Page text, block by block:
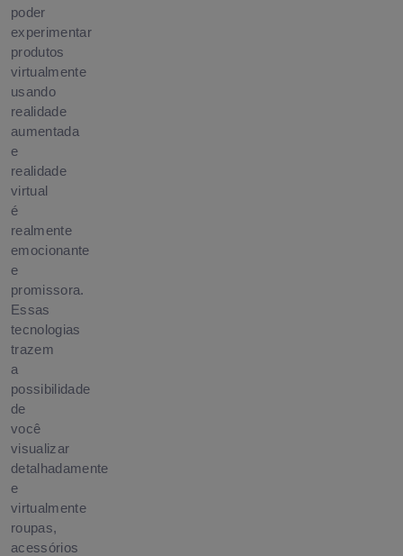
poder
experimentar
produtos
virtualmente
usando
realidade
aumentada
e
realidade
virtual
é
realmente
emocionante
e
promissora.
Essas
tecnologias
trazem
a
possibilidade
de
você
visualizar
detalhadamente
e
virtualmente
roupas,
acessórios